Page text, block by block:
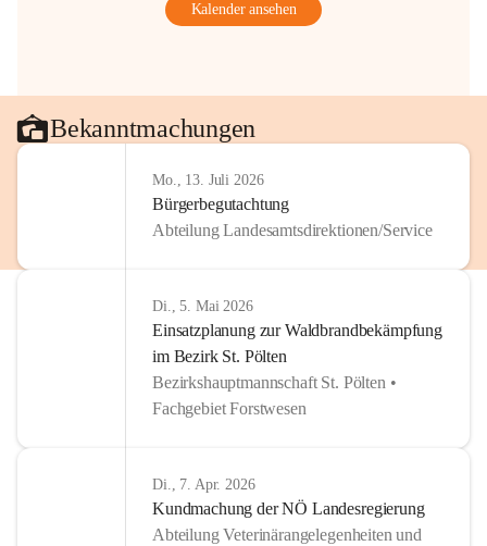
Kalender ansehen
Bekanntmachungen
Mo., 13. Juli 2026
Bürgerbegutachtung
Abteilung Landesamtsdirektionen/Service
Di., 5. Mai 2026
Einsatzplanung zur Waldbrandbekämpfung
im Bezirk St. Pölten
Bezirkshauptmannschaft St. Pölten •
Fachgebiet Forstwesen
Di., 7. Apr. 2026
Kundmachung der NÖ Landesregierung
Abteilung Veterinärangelegenheiten und